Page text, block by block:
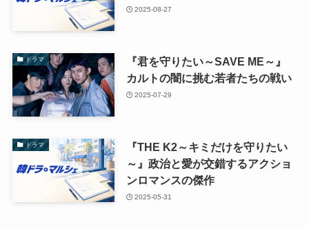
2025-08-27
ドラマ
『君を守りたい～SAVE ME～』
カルトの闇に挑む若者たちの戦い
2025-07-29
ドラマ
『THE K2～キミだけを守りたい
～』政治と愛が交錯するアクショ
ンロマンスの傑作
2025-05-31